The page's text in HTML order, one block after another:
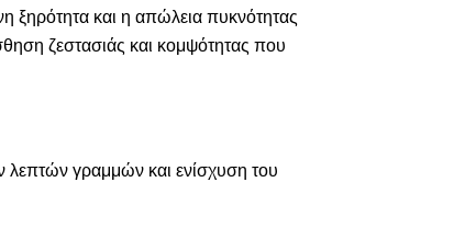
ξηρότητα και η απώλεια πυκνότητας
ζεστασιάς και κομψότητας που
λεπτών γραμμών και ενίσχυση του